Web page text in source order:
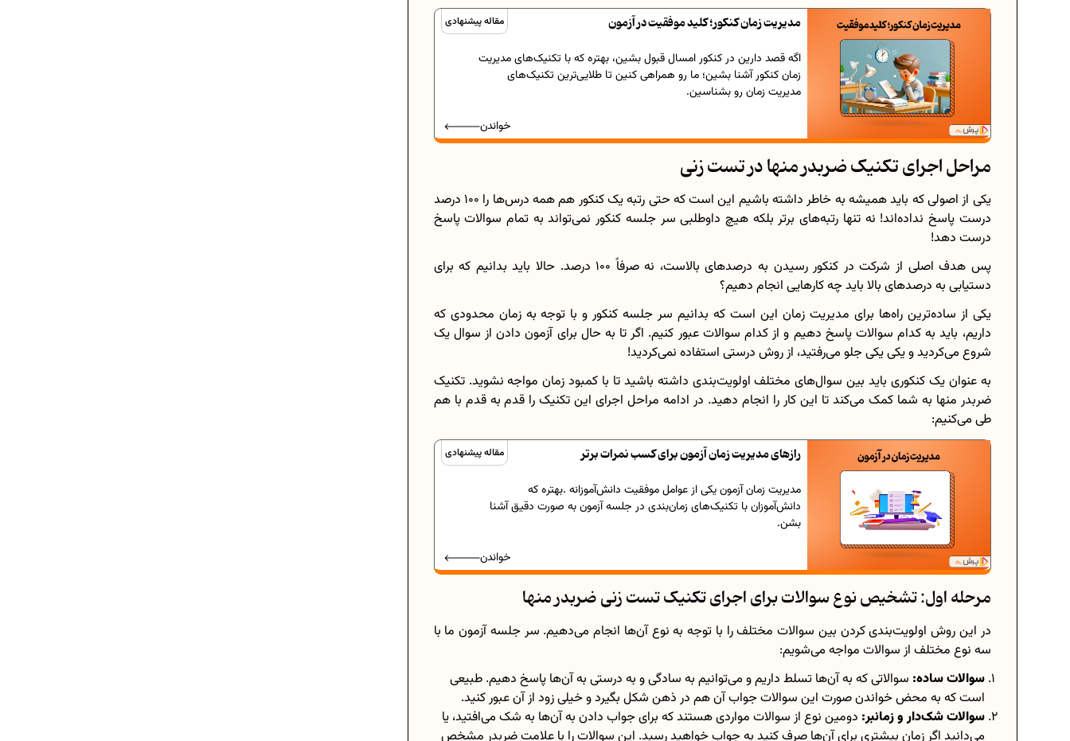
مقاله پیشنهادی مدیریت زمان کنکور؛ کلید موفقیت در آزمون
اگه قصد دارین در کنکور امسال قبول بشین، بهتره که با تکنیک‌های مدیریت
زمان کنکور آشنا بشین؛ ما رو همراهی کنین تا طلایی‌ترین تکنیک‌های
مدیریت زمان رو بشناسین.
خواندن
مراحل اجرای تکنیک ضربدر منها در تست زنی
یکی از اصولی که باید همیشه به خاطر داشته باشیم این است که حتی رتبه یک کنکور هم همه درس‌ها را 100 درصد
درست پاسخ نداده‌اند! نه تنها رتبه‌های برتر بلکه هیچ داوطلبی سر جلسه کنکور نمی‌تواند به تمام سوالات پاسخ
درست دهد!
پس هدف اصلی از شرکت در کنکور رسیدن به درصدهای بالاست، نه صرفاً 100 درصد. حالا باید بدانیم که برای
دستیابی به درصدهای بالا باید چه کارهایی انجام دهیم؟
یکی از ساده‌ترین راه‌ها برای مدیریت زمان این است که بدانیم سر جلسه کنکور و با توجه به زمان محدودی که
داریم، باید به کدام سوالات پاسخ دهیم و از کدام سوالات عبور کنیم. اگر تا به حال برای آزمون دادن از سوال یک
شروع می‌کردید و یکی یکی جلو می‌رفتید، از روش درستی استفاده نمی‌کردید!
به عنوان یک کنکوری باید بین سوال‌های مختلف اولویت‌بندی داشته باشید تا با کمبود زمان مواجه نشوید. تکنیک
ضربدر منها به شما کمک می‌کند تا این کار را انجام دهید. در ادامه مراحل اجرای این تکنیک را قدم به قدم با هم
طی می‌کنیم:
مقاله پیشنهادی رازهای مدیریت زمان آزمون برای کسب نمرات برتر
مدیریت زمان آزمون یکی از عوامل موفقیت دانش‌آموزانه .بهتره که
دانش‌آموزان با تکنیک‌های زمان‌بندی در جلسه آزمون به صورت دقیق آشنا
بشن.
خواندن
مرحله اول: تشخیص نوع سوالات برای اجرای تکنیک تست زنی ضربدر منها
در این روش اولویت‌بندی کردن بین سوالات مختلف را با توجه به نوع آن‌ها انجام می‌دهیم. سر جلسه آزمون ما با
سه نوع مختلف از سوالات مواجه می‌شویم:
سوالات ساده: سوالاتی که به آن‌ها تسلط داریم و می‌توانیم به سادگی و به درستی به آن‌ها پاسخ دهیم. طبیعی
است که به محض خواندن صورت این سوالات جواب آن هم در ذهن شکل بگیرد و خیلی زود از آن عبور کنید.
سوالات شک‌دار و زمانبر: دومین نوع از سوالات مواردی هستند که برای جواب دادن به آن‌ها به شک می‌افتید، یا
می‌دانید اگر زمان بیشتری برای آن‌ها صرف کنید به جواب خواهید رسید. این سوالات را با علامت ضربدر مشخص